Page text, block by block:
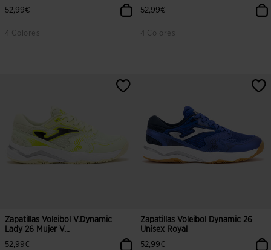
52,99€
4 Colores
5 sobre 5 de valoración de clientes
52,99€
4 Colores
5 sobre 5 de valoración de clientes
Zapatillas Voleibol V.Dynamic
Lady 26 Mujer V...
52,99€
Zapatillas Voleibol Dynamic 26
Unisex Royal
52,99€